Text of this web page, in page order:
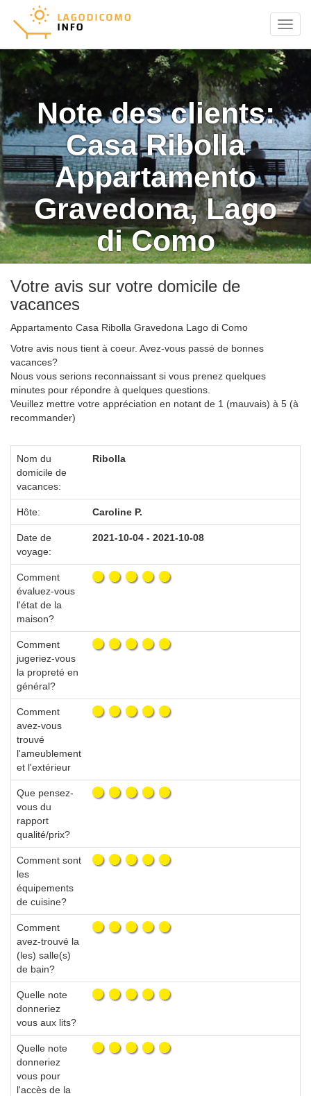
Menu
Note des clients:
Casa Ribolla
Appartamento
Gravedona, Lago
di Como
Votre avis sur votre domicile de
vacances
Appartamento Casa Ribolla Gravedona Lago di Como
Votre avis nous tient à coeur. Avez-vous passé de bonnes
vacances?
Nous vous serions reconnaissant si vous prenez quelques
minutes pour répondre à quelques questions.
Veuillez mettre votre appréciation en notant de 1 (mauvais) à 5 (à
recommander)
Nom du
domicile de
vacances:
Ribolla
Hôte: Caroline P.
Date de
voyage:
2021-10-04 - 2021-10-08
Comment
évaluez-vous
l'état de la
maison?
Comment
jugeriez-vous
la propreté en
général?
Comment
avez-vous
trouvé
l'ameublement
et l'extérieur
Que pensez-
vous du
rapport
qualité/prix?
Comment sont
les
équipements
de cuisine?
Comment
avez-trouvé la
(les) salle(s)
de bain?
Quelle note
donneriez
vous aux lits?
Quelle note
donneriez
vous pour
l'accès de la